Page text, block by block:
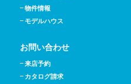
物件情報
モデルハウス
お問い合わせ
来店予約
カタログ請求